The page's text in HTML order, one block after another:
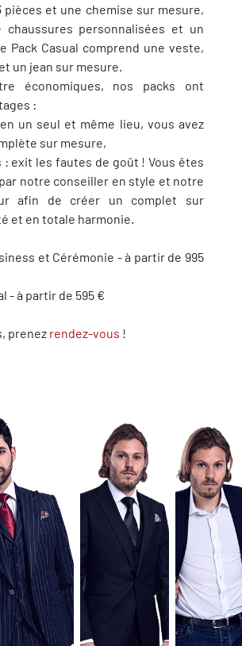
pièces et une chemise sur mesure,
chaussures personnalisées et un
Pack Casual comprend une veste,
un jean sur mesure.
économiques, nos packs ont
:
un seul et même lieu, vous avez
sur mesure,
exit les fautes de goût ! Vous êtes
notre conseiller en style et notre
afin de créer un complet sur
et en totale harmonie.
et Cérémonie - à partir de 995
- à partir de 595 €
prenez rendez-vous !